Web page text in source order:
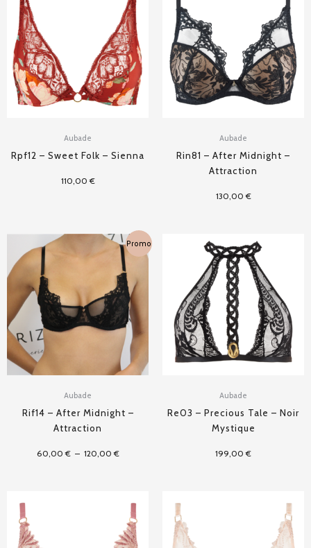
Aubade
Rpf12 – Sweet Folk – Sienna
110,00€
Aubade
Rin81 – After Midnight –
Attraction
130,00€
Promo
Aubade
Rif14 – After Midnight –
Attraction
60,00€ – 120,00€
Plage
de
prix :
60,00 €
à
120,00 €
Aubade
Re03 – Precious Tale – Noir
Mystique
199,00€